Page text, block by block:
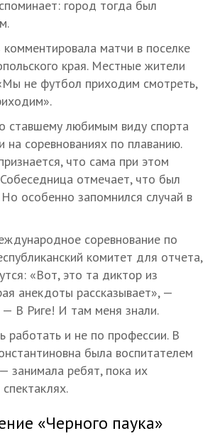
город тогда был
комментировала матчи в поселке
края. Местные жители
не футбол приходим смотреть,
ставшему любимым виду спорта
на соревнованиях по плаванию.
что сама при этом
отмечает, что был
особенно запомнился случай в
соревнование по
комитет для отчета,
«Вот, это та диктор из
анекдоты рассказывает», —
В Риге! И там меня знали.
работать и не по профессии. В
была воспитателем
занимала ребят, пока их
«Черного паука»